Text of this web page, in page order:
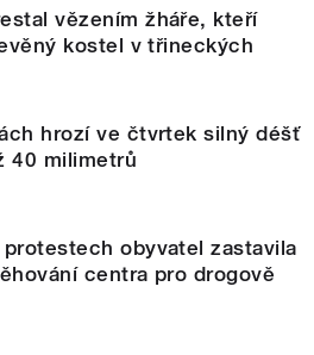
vězením žháře, kteří
kostel v třineckých
hrozí ve čtvrtek silný déšť
40 milimetrů
protestech obyvatel zastavila
centra pro drogově